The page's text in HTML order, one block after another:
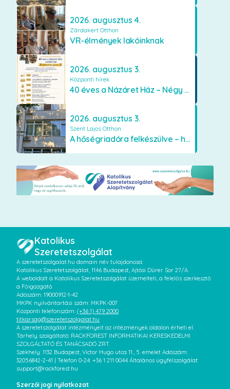
2026. augusztus 4.
Zárdakert Otthon
VR-élmények lakóinknak
2026. augusztus 3.
Központi hírek
40 éves a Názáret Ház – Négy évtized szeretetben és gondoskodásban
2026. augusztus 3.
Szent Lajos Otthon
A hőségriadóra felkészülve – hűsítő fejlesztések a Szent Lajos Otthonban
Katolikus
Szeretetszolgálat
A szeretetszolgalat.hu domain név tulajdonosa:
Katolikus Szeretetszolgálat, 1146 Budapest, Ajtósi Dürer Sor 27/A.
A weboldalt a Katolikus Szeretetszolgálat üzemelteti, a felelős szerkesztő
a Főigazgató.
Adószám: 19000912-1-42
MKPK nyilvántartási szám: MKPK-007
Központi telefonszám: (+36 1) 479 2000
titkarsag@szeretetszolgalat.hu
A szeretetszolgálat intézményeit az intézmények oldalon érheti el.
Tárhely szolgáltató: RACKFOREST INFORMATIKAI KERESKEDELMI
SZOLGÁLTATÓ ÉS TANÁCSADÓ ZRT.
Székhely: 1132 Budapest, Victor Hugo utca 11., 5. emelet Adószám:
32056842-2-41 | Telefon 0-24: +36 1 211 0044 Általános ügyfélszolgálat:
support@rackforest.hu
Szerzői jogi nyilatkozat